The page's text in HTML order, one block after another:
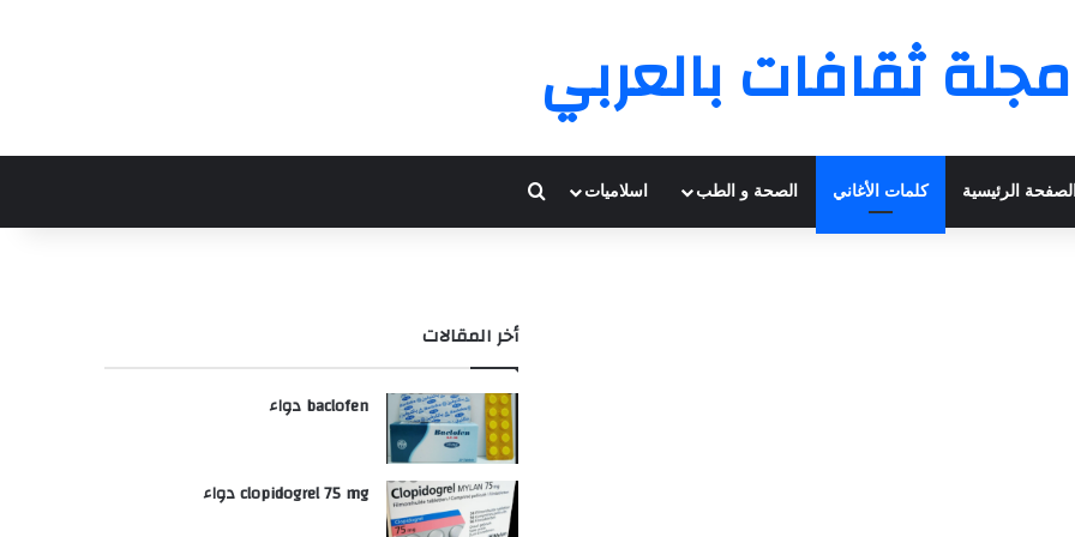
مجلة ثقافات بالعربي
الرئيسية كلمات الأغاني الصحة و الطب اسلاميات
أخر المقالات
baclofen دواء
clopidogrel 75 mg دواء